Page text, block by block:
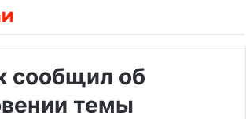
сообщил об
темы